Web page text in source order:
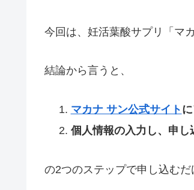
今回は、妊活葉酸サプリ「マ
結論から言うと、
マカナ サン公式サイト
個人情報の入力し、申し
の2つのステップで申し込むだ